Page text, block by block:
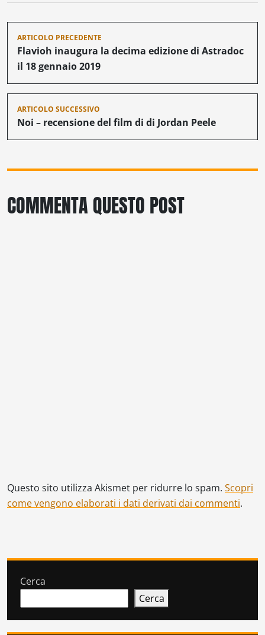
Navigazione
articoli
ARTICOLO PRECEDENTE
Flavioh inaugura la decima edizione di Astradoc
il 18 gennaio 2019
ARTICOLO SUCCESSIVO
Noi – recensione del film di di Jordan Peele
COMMENTA QUESTO POST
Questo sito utilizza Akismet per ridurre lo spam. Scopri
come vengono elaborati i dati derivati dai commenti.
Cerca
Cerca